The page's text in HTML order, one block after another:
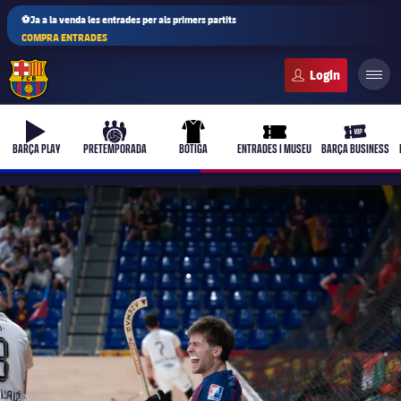
⚽Ja a la venda les entrades per als primers partits
COMPRA ENTRADES
b-play
BARÇA PLAY
culers-ball
PRETEMPORADA
uniform
BOTIGA
ticket-full
ENTRADES I MUSEU
ticket-
BARÇA BUSINESS